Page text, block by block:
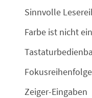
Sinnvolle
Farbe ist nicht
Zeiger-